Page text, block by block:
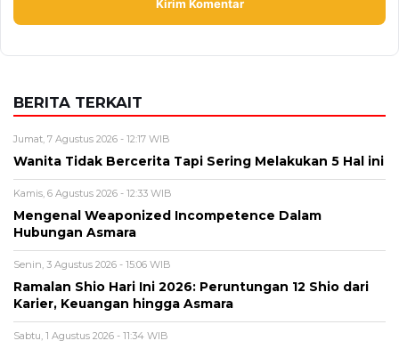
BERITA TERKAIT
Jumat, 7 Agustus 2026 - 12:17 WIB
Wanita Tidak Bercerita Tapi Sering Melakukan 5 Hal ini
Kamis, 6 Agustus 2026 - 12:33 WIB
Mengenal Weaponized Incompetence Dalam
Hubungan Asmara
Senin, 3 Agustus 2026 - 15:06 WIB
Ramalan Shio Hari Ini 2026: Peruntungan 12 Shio dari
Karier, Keuangan hingga Asmara
Sabtu, 1 Agustus 2026 - 11:34 WIB